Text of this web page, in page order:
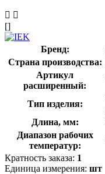
[]
Бренд:
Страна производства:
Артикул
расширенный:
Тип изделия:
Длина, мм:
Диапазон рабочих
температур:
Кратность заказа: 1
Единица измерения: шт